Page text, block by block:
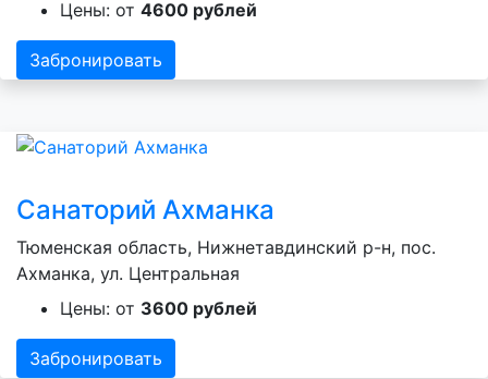
Цены: от 4600 рублей
Забронировать
Санаторий Ахманка
Тюменская область, Нижнетавдинский р-н, пос.
Ахманка, ул. Центральная
Цены: от 3600 рублей
Забронировать